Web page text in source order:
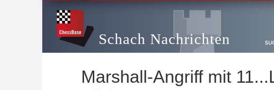
Schach Nachrichten
Marshall-Angriff mit